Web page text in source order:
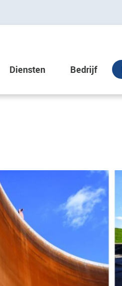
Diensten Bedrijf